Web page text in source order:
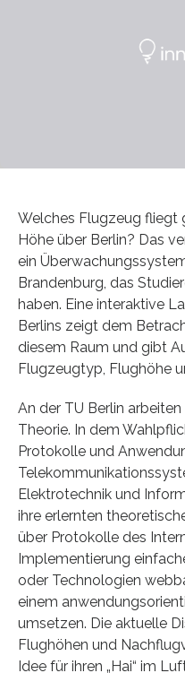
Welches Flugzeug fliegt
Höhe über Berlin? Das
ein
Brandenburg, das
haben. Eine interaktive
Berlins zeigt dem
diesem Raum und gibt
Flugzeugtyp, Flughöhe
An der TU Berlin
Theorie. In dem
Protokolle und
Elektrotechnik und
ihre erlernten
über Protokolle des
Implementierung
oder Technologien
einem
umsetzen. Die aktuelle
Flughöhen und
Idee für ihren „Hai“ im